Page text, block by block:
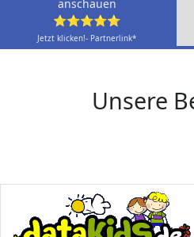
anschauen
⭐⭐⭐⭐⭐
Jetzt klicken!- Partnerlink*
Unsere